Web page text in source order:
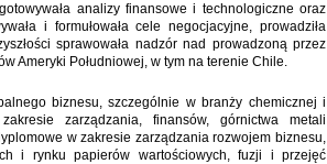
analizy finansowe i technologiczne oraz
i formułowała cele negocjacyjne, prowadziła
sprawowała nadzór nad prowadzoną przez
Ameryki Południowej, w tym na terenie Chile.
biznesu, szczególnie w branży chemicznej i
zarządzania, finansów, górnictwa metali
w zakresie zarządzania rozwojem biznesu,
i rynku papierów wartościowych, fuzji i przejęć